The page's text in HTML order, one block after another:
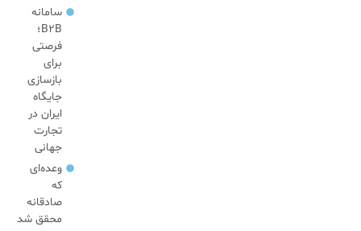
سامانه
B2B؛
فرصتی
برای
بازسازی
جایگاه
ایران در
تجارت
جهانی
وعده‌ای
که
صادقانه
محقق شد